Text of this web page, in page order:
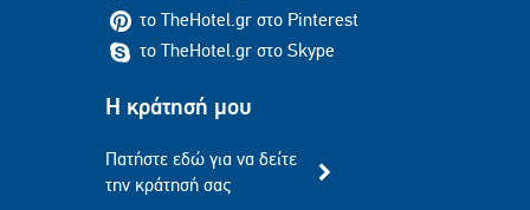
το TheHotel.gr στο Pinterest
το TheHotel.gr στο Skype
Η κράτησή μου
Πατήστε εδώ για να δείτε
την κράτησή σας